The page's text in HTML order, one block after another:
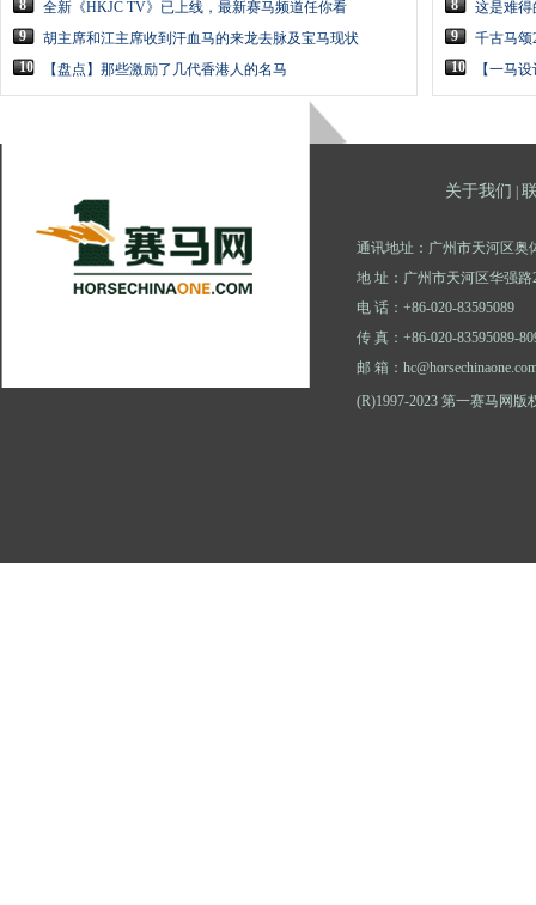
8
全新《HKJC TV》已上线，最新赛马频道任你看
9
胡主席和江主席收到汗血马的来龙去脉及宝马现状
10
【盘点】那些激励了几代香港人的名马
8
这是难得
9
千古马颂
10
【一马
关于我们
通讯地址：广州市天河区奥
地 址：广州市天河区华强路
电 话：+86-020-83595089
传 真：+86-020-83595089-
邮 箱：
(R)1997-2023 第一赛马网版